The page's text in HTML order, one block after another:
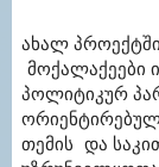
ახალ
მოქალაქეები
პოლიტიკურ
თემის და